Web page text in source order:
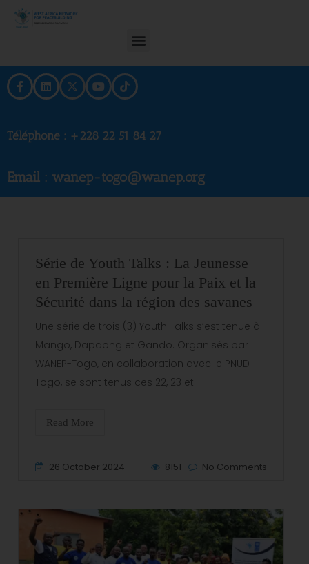
Téléphone : +228 22 51 84 27
Email : wanep-togo@wanep.org
Série de Youth Talks : La Jeunesse
en Première Ligne pour la Paix et la
Sécurité dans la région des savanes
Une série de trois (3) Youth Talks s’est tenue à
Mango, Dapaong et Gando. Organisés par
WANEP-Togo, en collaboration avec le PNUD
Togo, se sont tenus ces 22, 23 et
Read More
26 October 2024 8151 No Comments